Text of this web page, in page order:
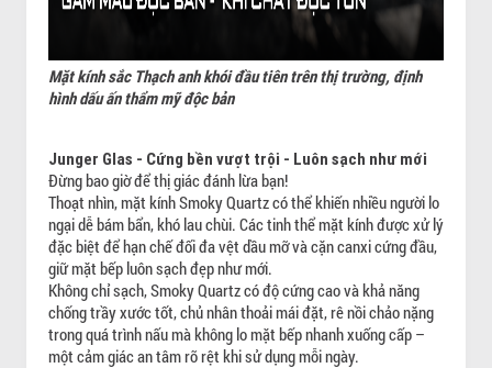
Mặt kính sắc Thạch anh khói đầu tiên trên thị trường, định
hình dấu ấn thẩm mỹ độc bản
Junger Glas - Cứng bền vượt trội - Luôn sạch như mới
Đừng bao giờ để thị giác đánh lừa bạn!
Thoạt nhìn, mặt kính Smoky Quartz có thể khiến nhiều người lo
ngại dễ bám bẩn, khó lau chùi. Các tinh thể mặt kính được xử lý
đặc biệt để hạn chế đối đa vệt dầu mỡ và cặn canxi cứng đầu,
giữ mặt bếp luôn sạch đẹp như mới.
Không chỉ sạch, Smoky Quartz có độ cứng cao và khả năng
chống trầy xước tốt, chủ nhân thoải mái đặt, rê nồi chảo nặng
trong quá trình nấu mà không lo mặt bếp nhanh xuống cấp –
một cảm giác an tâm rõ rệt khi sử dụng mỗi ngày.